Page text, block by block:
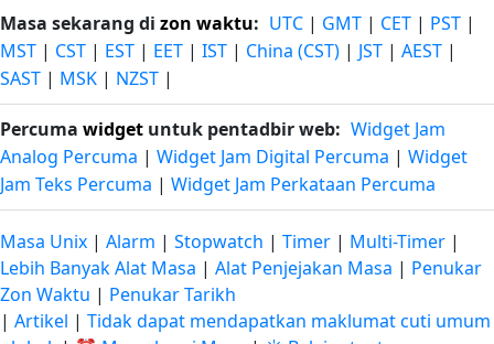
Masa sekarang di zon waktu: UTC | GMT | CET | PST |
MST | CST | EST | EET | IST | China (CST) | JST | AEST |
SAST | MSK | NZST |
Percuma widget untuk pentadbir web: Widget Jam
Analog Percuma | Widget Jam Digital Percuma | Widget
Jam Teks Percuma | Widget Jam Perkataan Percuma
Masa Unix | Alarm | Stopwatch | Timer | Multi-Timer |
Lebih Banyak Alat Masa | Alat Penjejakan Masa | Penukar
Zon Waktu | Penukar Tarikh
| Artikel | Tidak dapat mendapatkan maklumat cuti umum